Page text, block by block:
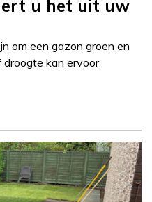
u het uit uw
om een gazon groen en
droogte kan ervoor